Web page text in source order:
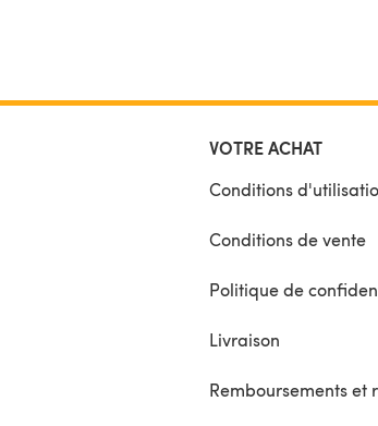
VOTRE ACHAT
Conditions
Conditions de vente
Politique de
Livraison
Remboursements et